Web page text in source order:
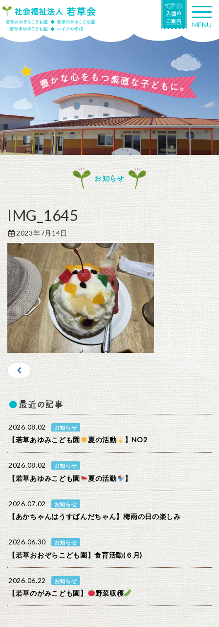
T
o
g
n
g
a
t
n
MENU
お知らせ
IMG_1645
2023年7月14日
最近の記事
2026.08.02 お知らせ
【若草あゆみこども園 夏の活動 】NO2
2026.08.02 お知らせ
【若草あゆみこども園 夏の活動 】
2026.07.02 お知らせ
【あかちゃんはうすぱんだちゃん】梅雨の日の楽しみ
2026.06.30 お知らせ
【若草おおぞらこども園】食育活動(６月)
2026.06.22 お知らせ
【若草のがみこども園】 野菜収穫